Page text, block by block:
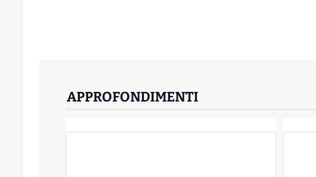
APPROFONDIMENTI